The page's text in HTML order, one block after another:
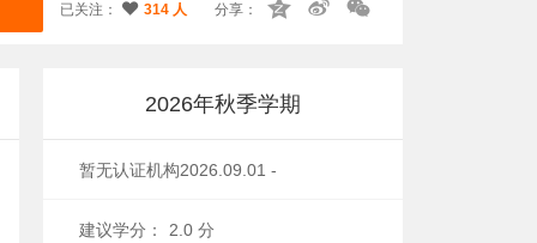
已关注： 314 人 分享：
2026年秋季学期
暂无认证机构2026.09.01 -
2026.12.31
建议学分： 2.0 分